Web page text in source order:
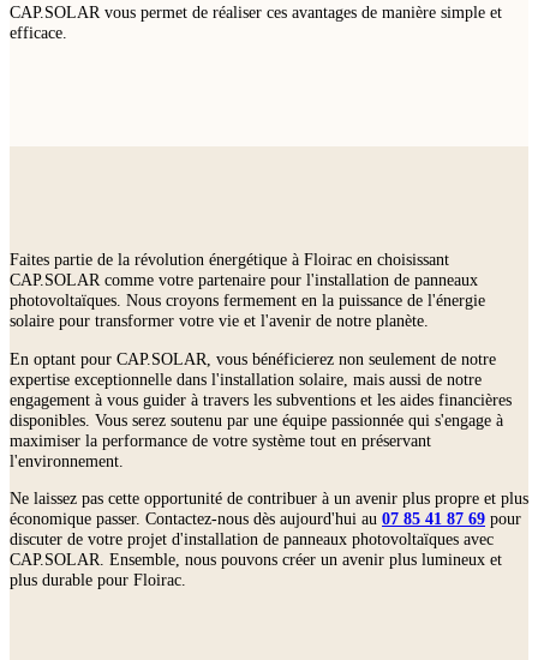
CAP.SOLAR vous permet de réaliser ces avantages de manière simple et
efficace.
Faites partie de la révolution énergétique à Floirac en choisissant
CAP.SOLAR comme votre partenaire pour l'installation de panneaux
photovoltaïques. Nous croyons fermement en la puissance de l'énergie
solaire pour transformer votre vie et l'avenir de notre planète.
En optant pour CAP.SOLAR, vous bénéficierez non seulement de notre
expertise exceptionnelle dans l'installation solaire, mais aussi de notre
engagement à vous guider à travers les subventions et les aides financières
disponibles. Vous serez soutenu par une équipe passionnée qui s'engage à
maximiser la performance de votre système tout en préservant
l'environnement.
Ne laissez pas cette opportunité de contribuer à un avenir plus propre et plus
économique passer. Contactez-nous dès aujourd'hui au 07 85 41 87 69 pour
discuter de votre projet d'installation de panneaux photovoltaïques avec
CAP.SOLAR. Ensemble, nous pouvons créer un avenir plus lumineux et
plus durable pour Floirac.